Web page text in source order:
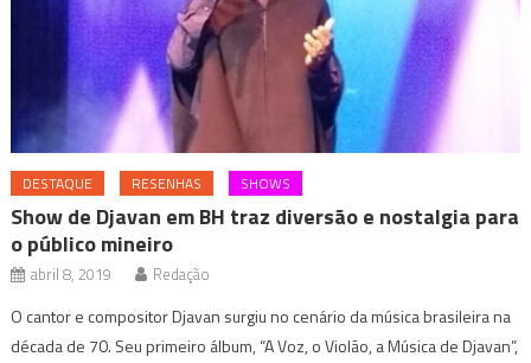
DESTAQUE RESENHAS SHOWS
Show de Djavan em BH traz diversão e nostalgia para
o público mineiro
abril 8, 2019 Redação
O cantor e compositor Djavan surgiu no cenário da música brasileira na
década de 70. Seu primeiro álbum, “A Voz, o Violão, a Música de Djavan”,